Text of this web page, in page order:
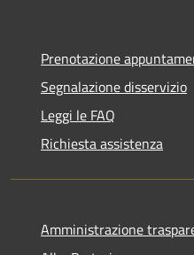
Prenotazione
Segnalazione disservizio
Leggi le FAQ
Richiesta assistenza
Amministrazione